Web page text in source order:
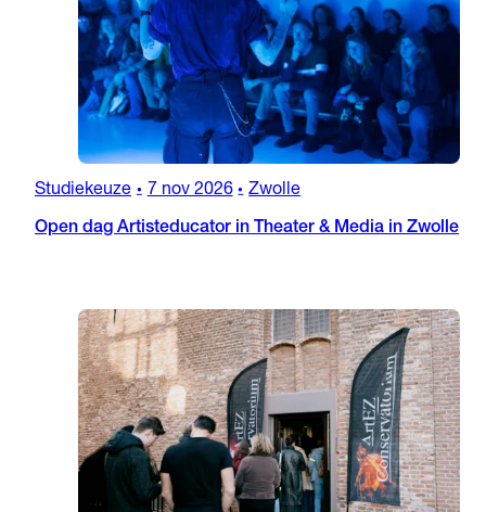
Studiekeuze • 7 nov 2026 • Zwolle
Open dag Artisteducator in Theater & Media in Zwolle